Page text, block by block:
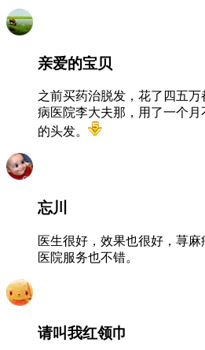
亲爱的宝贝
之前买药治脱发，花了四五
病医院李大夫那，用了一个
的头发。
忘川
医生很好，效果也很好，荨麻
医院服务也不错。
请叫我红领巾